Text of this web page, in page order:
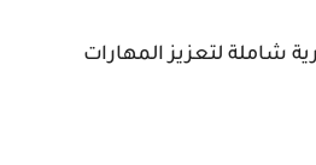
شاملة لتعزيز المهارات